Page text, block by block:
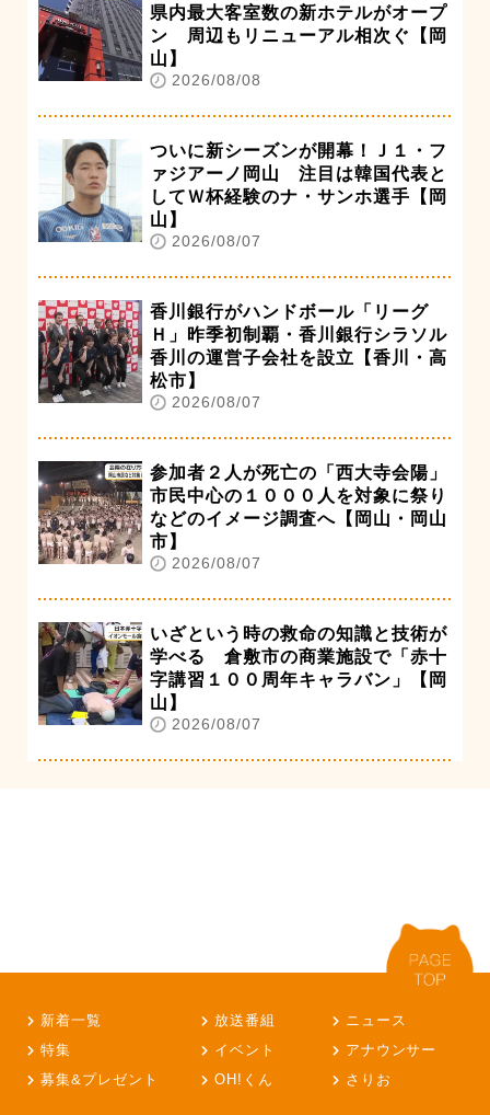
県内最大客室数の新ホテルがオープ
ン 周辺もリニューアル相次ぐ【岡
山】
2026/08/08
ついに新シーズンが開幕！Ｊ１・フ
ァジアーノ岡山 注目は韓国代表と
してＷ杯経験のナ・サンホ選手【岡
山】
2026/08/07
香川銀行がハンドボール「リーグ
Ｈ」昨季初制覇・香川銀行シラソル
香川の運営子会社を設立【香川・高
松市】
2026/08/07
参加者２人が死亡の「西大寺会陽」
市民中心の１０００人を対象に祭り
などのイメージ調査へ【岡山・岡山
市】
2026/08/07
いざという時の救命の知識と技術が
学べる 倉敷市の商業施設で「赤十
字講習１００周年キャラバン」【岡
山】
2026/08/07
新着一覧 放送番組
ニュース
特集
イベント
アナウンサー
募集&プレゼント
OH!くん さりお